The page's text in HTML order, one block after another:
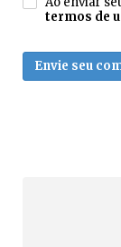
termos de
Envie seu